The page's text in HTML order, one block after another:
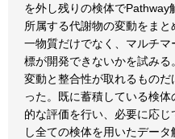
を外し残りの検体でPathway
所属する代謝物の変動をま
一物質だけでなく、マルチ
標が開発できないかを試み
変動と整合性が取れるもの
った。既に蓄積している検
的な評価を行い、必要に応
し全ての検体を用いたデータ